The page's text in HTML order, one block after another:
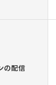
の配信